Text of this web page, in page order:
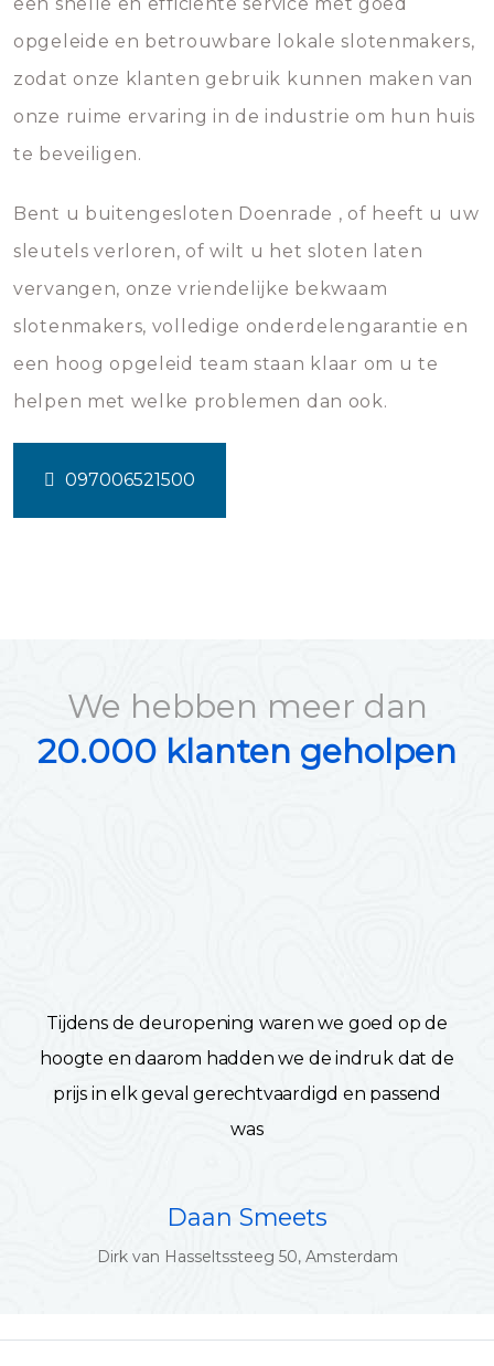
opgeleide en betrouwbare lokale slotenmakers,
zodat onze klanten gebruik kunnen maken van
onze ruime ervaring in de industrie om hun huis
te beveiligen.
Bent u buitengesloten Doenrade , of heeft u uw
sleutels verloren, of wilt u het sloten laten
vervangen, onze vriendelijke bekwaam
slotenmakers, volledige onderdelengarantie en
een hoog opgeleid team staan klaar om u te
helpen met welke problemen dan ook.
097006521500
We hebben meer dan
20.000 klanten geholpen
Tijdens de deuropening waren we goed op de
hoogte en daarom hadden we de indruk dat de
prijs in elk geval gerechtvaardigd en passend
was
Daan Smeets
Dirk van Hasseltssteeg 50, Amsterdam